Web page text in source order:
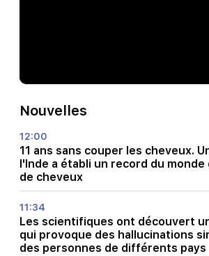
Nouvelles
12:00
11 ans sans couper les cheveux.
l'Inde a établi un record du
de cheveux
11:34
Les scientifiques ont découvert
qui provoque des hallucinations
des personnes de différents pays